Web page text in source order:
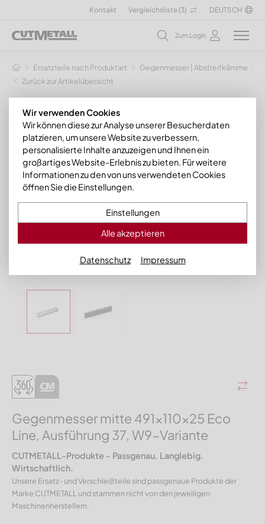
Kontakt Vergleichsliste (3) DEUTSCH
Zum Login
Ersatzteile nach Produktart Gegenmesser | Abstreifkämme
Zurück zur Artikelübersicht
Gegenmesser mitte 491x110x25 Eco
Line, Ausführung 37, W9-Variante
CUTMETALL-Produkte - Passgenau. Langlebig.
Wirtschaftlich.
Unsere Ersatz- und Verschleißteile sind passgenaue Produkte der
Marke CUTMETALL und stammen nicht von den jeweiligen
Maschinenherstellern.
Wir verwenden Cookies
Wir können diese zur Analyse unserer Besucherdaten
platzieren, um unsere Website zu verbessern,
personalisierte Inhalte anzuzeigen und Ihnen ein
großartiges Website-Erlebnis zu bieten. Für weitere
Informationen zu den von uns verwendeten Cookies
öffnen Sie die Einstellungen.
Einstellungen
Alle akzeptieren
Datenschutz Impressum